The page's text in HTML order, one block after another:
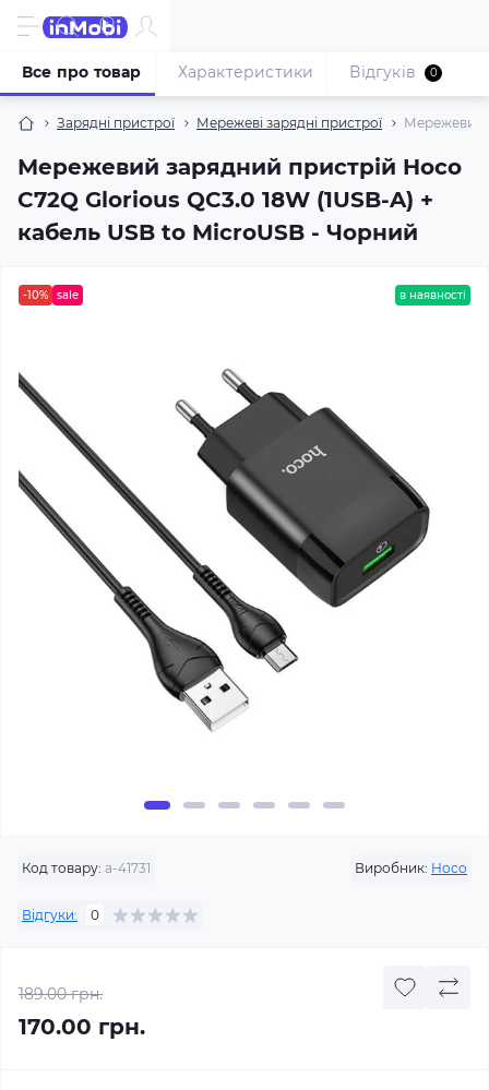
Зарядні пристрої Мережеві зарядні пристрої Мережевий
Мережевий зарядний пристрій Hoco
C72Q Glorious QC3.0 18W (1USB-A) +
кабель USB to MicroUSB - Чорний
Все про товар Характеристики Відгуків 0
-10% sale в наявності
Код товару: a-41731 Виробник: Hoco
Відгуки: 0
189.00 грн.
170.00 грн.